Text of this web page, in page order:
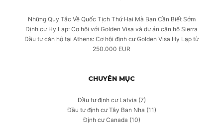
Những Quy Tắc Về Quốc Tịch Thứ Hai Mà Bạn Cần Biết Sớm
Định cư Hy Lạp: Cơ hội với Golden Visa và dự án căn hộ Sierra
Đầu tư căn hộ tại Athens: Cơ hội định cư Golden Visa Hy Lạp từ
250.000 EUR
CHUYÊN MỤC
Đầu tư định cư Latvia (7)
Đầu tư định cư Tây Ban Nha (11)
Định cư Canada (10)